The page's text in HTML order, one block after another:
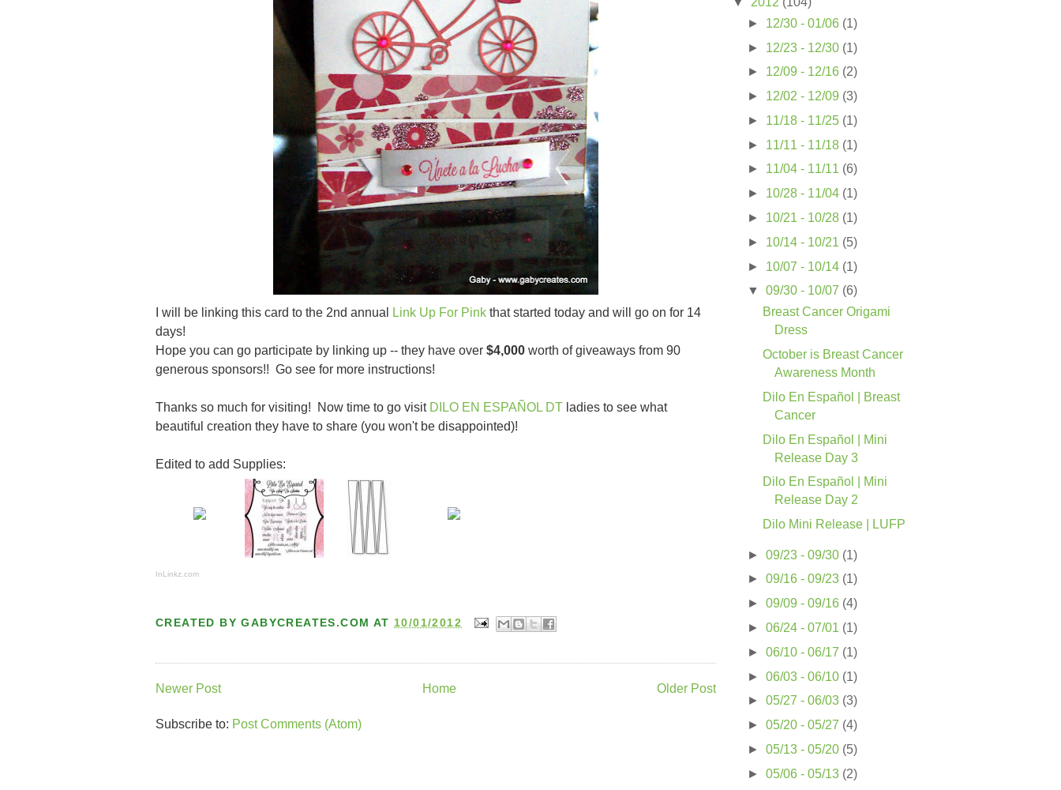
I will be linking this card to the 2nd annual Link Up For Pink that started today and will go on for 14
days!
Hope you can go participate by linking up -- they have over $4,000 worth of giveaways from 90
generous sponsors!! Go see for more instructions!
Thanks so much for visiting! Now time to go visit DILO EN ESPAÑOL DT ladies to see what
beautiful creation they have to share (you won't be disappointed)!
Edited to add Supplies:
InLinkz.com
CREATED BYGABYCREATES.COM AT 10/01/2012
Newer Post Older Post
Home
Subscribe to: Post Comments (Atom)
► 12/30 - 01/06 (1)
► 12/23 - 12/30 (1)
► 12/09 - 12/16 (2)
► 12/02 - 12/09 (3)
► 11/18 - 11/25 (1)
► 11/11 - 11/18 (1)
► 11/04 - 11/11 (6)
► 10/28 - 11/04 (1)
► 10/21 - 10/28 (1)
► 10/14 - 10/21 (5)
► 10/07 - 10/14 (1)
▼ 09/30 - 10/07 (6)
Breast Cancer Origami
Dress
October is Breast Cancer
Awareness Month
Dilo En Español | Breast
Cancer
Dilo En Español | Mini
Release Day 3
Dilo En Español | Mini
Release Day 2
Dilo Mini Release | LUFP
► 09/23 - 09/30 (1)
► 09/16 - 09/23 (1)
► 09/09 - 09/16 (4)
► 06/24 - 07/01 (1)
► 06/10 - 06/17 (1)
► 06/03 - 06/10 (1)
► 05/27 - 06/03 (3)
► 05/20 - 05/27 (4)
► 05/13 - 05/20 (5)
► 05/06 - 05/13 (2)